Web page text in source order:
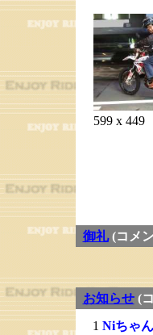
599 x 449
御礼(コメ
お知らせ(
1 Niちゃん